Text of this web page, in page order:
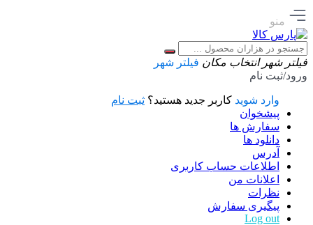
منو
فیلتر شهر انتخاب مکان فیلتر شهر
ورود/ثبت نام
وارد شوید کاربر جدید هستید؟ ثبت نام
پیشخوان
سفارش ها
دانلود ها
آدرس
اطلاعات حساب كاربری
اعلانات من
نظرات
پیگیری سفارش
Log out